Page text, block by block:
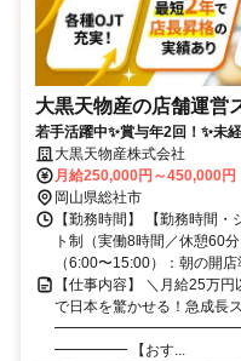
大黒天物産の店舗運営
若手活躍中✨賞与年2回！✨未
大黒天物産株式会社
月給250,000円～450,000円
岡山県総社市
【勤務時間】 【勤務時間
ト制（実働8時間／休憩60
（6:00〜15:00）：朝の開
【仕事内容】 ＼月給25万
で日本を驚かせる！急成長
━━━━━ 【おす...